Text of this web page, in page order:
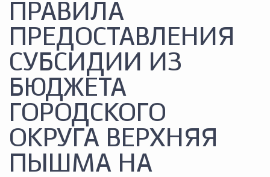
ПРАВИЛА
ПРЕДОСТАВЛЕНИЯ
СУБСИДИИ ИЗ
БЮДЖЕТА
ГОРОДСКОГО
ОКРУГА ВЕРХНЯЯ
ПЫШМА НА